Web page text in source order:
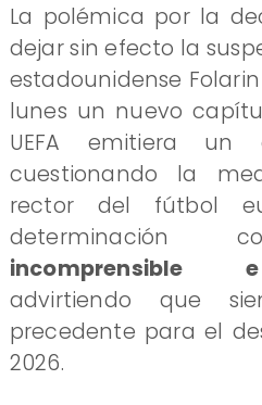
La polémica por la
dejar sin efecto la
estadounidense
lunes un nuevo
UEFA emitiera un
cuestionando la
rector del fútbol
determinación
incomprensible
advirtiendo que
precedente para el
2026.